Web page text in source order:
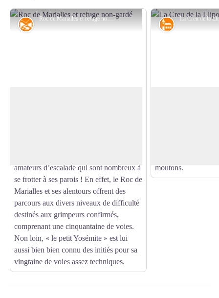
Roc de Marialles et refuge non-gardé - © B. Frankel-CD66
Géographie
amateurs d’escalade qui sont nombreux à
se frotter à ses parois ! En effet, le Roc de
Marialles et ses alentours offrent des
parcours aux divers niveaux de difficulté
destinés aux grimpeurs confirmés,
comprenant une cinquantaine de voies.
Non loin, « le petit Yosémite » est lui
aussi bien bien connu des initiés pour sa
vingtaine de voies assez techniques.
Patrimoine
moutons.